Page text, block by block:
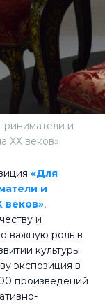
и
XX веков».
«Для
и
веков»,
и
важную роль в
культуры.
экспозиция в
произведений